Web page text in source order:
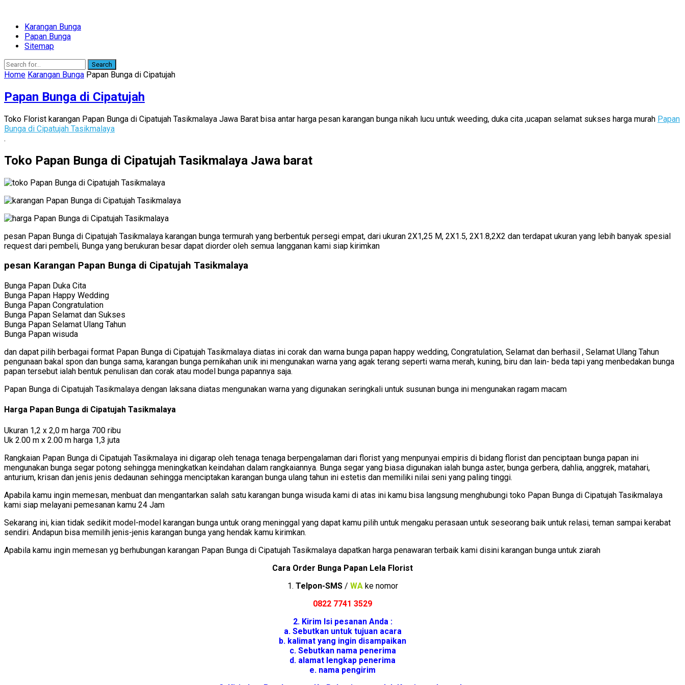
Karangan Bunga
Papan Bunga
Sitemap
Search
Home Karangan Bunga Papan Bunga di Cipatujah
Papan Bunga di Cipatujah
Toko Florist karangan Papan Bunga di Cipatujah Tasikmalaya Jawa Barat bisa antar harga pesan karangan bunga nikah lucu untuk weeding, duka cita ,ucapan selamat sukses harga murah Papan
Bunga di Cipatujah Tasikmalaya
.
Toko Papan Bunga di Cipatujah Tasikmalaya Jawa barat
pesan Papan Bunga di Cipatujah Tasikmalaya karangan bunga termurah yang berbentuk persegi empat, dari ukuran 2X1,25 M, 2X1.5, 2X1.8,2X2 dan terdapat ukuran yang lebih banyak spesial
request dari pembeli, Bunga yang berukuran besar dapat diorder oleh semua langganan kami siap kirimkan
pesan Karangan Papan Bunga di Cipatujah Tasikmalaya
Bunga Papan Duka Cita
Bunga Papan Happy Wedding
Bunga Papan Congratulation
Bunga Papan Selamat dan Sukses
Bunga Papan Selamat Ulang Tahun
Bunga Papan wisuda
dan dapat pilih berbagai format Papan Bunga di Cipatujah Tasikmalaya diatas ini corak dan warna bunga papan happy wedding, Congratulation, Selamat dan berhasil , Selamat Ulang Tahun
pengunaan bakal spon dan bunga sama, karangan bunga pernikahan unik ini mengunakan warna yang agak terang seperti warna merah, kuning, biru dan lain- beda tapi yang menbedakan bunga
papan tersebut ialah bentuk penulisan dan corak atau model bunga papannya saja.
Papan Bunga di Cipatujah Tasikmalaya dengan laksana diatas mengunakan warna yang digunakan seringkali untuk susunan bunga ini mengunakan ragam macam
Harga Papan Bunga di Cipatujah Tasikmalaya
Ukuran 1,2 x 2,0 m harga 700 ribu
Uk 2.00 m x 2.00 m harga 1,3 juta
Rangkaian Papan Bunga di Cipatujah Tasikmalaya ini digarap oleh tenaga tenaga berpengalaman dari florist yang menpunyai empiris di bidang florist dan penciptaan bunga papan ini
mengunakan bunga segar potong sehingga meningkatkan keindahan dalam rangkaiannya. Bunga segar yang biasa digunakan ialah bunga aster, bunga gerbera, dahlia, anggrek, matahari,
anturium, krisan dan jenis jenis dedaunan sehingga menciptakan karangan bunga ulang tahun ini estetis dan memiliki nilai seni yang paling tinggi.
Apabila kamu ingin memesan, menbuat dan mengantarkan salah satu karangan bunga wisuda kami di atas ini kamu bisa langsung menghubungi toko Papan Bunga di Cipatujah Tasikmalaya
kami siap melayani pemesanan kamu 24 Jam
Sekarang ini, kian tidak sedikit model-model karangan bunga untuk orang meninggal yang dapat kamu pilih untuk mengaku perasaan untuk seseorang baik untuk relasi, teman sampai kerabat
sendiri. Andapun bisa memilih jenis-jenis karangan bunga yang hendak kamu kirimkan.
Apabila kamu ingin memesan yg berhubungan karangan Papan Bunga di Cipatujah Tasikmalaya dapatkan harga penawaran terbaik kami disini karangan bunga untuk ziarah
Cara Order Bunga Papan Lela Florist
1. Telpon-SMS/ WAke nomor
0822 7741 3529
2. Kirim Isi pesanan Anda :
a. Sebutkan untuk tujuan acara
b. kalimat yang ingin disampaikan
c. Sebutkan nama penerima
d. alamat lengkap penerima
e. nama pengirim